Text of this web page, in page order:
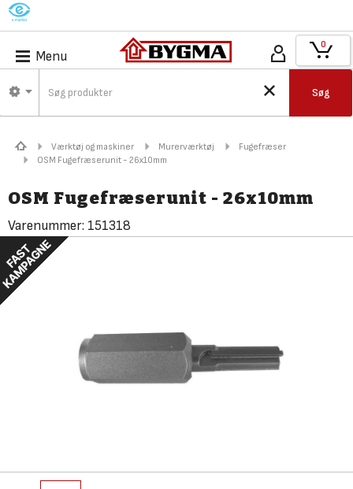
M
Menu
Søg
0
Værktøj og maskiner Murerværktøj
Fugefræser
OSM Fugefræserunit - 26x10mm
OSM Fugefræserunit - 26x10mm
Varenummer: 151318